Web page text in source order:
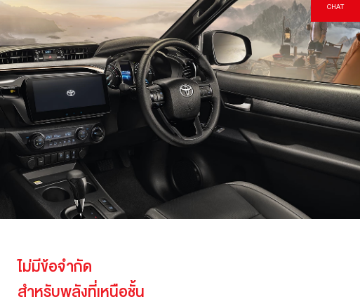
CHAT
ไม่มีข้อจำกัด
สำหรับพลังที่เหนือชั้น